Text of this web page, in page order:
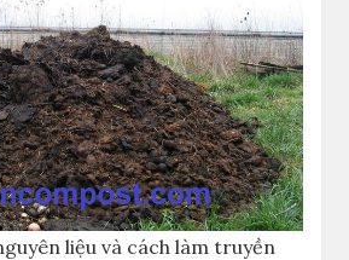
liệu và cách làm truyền